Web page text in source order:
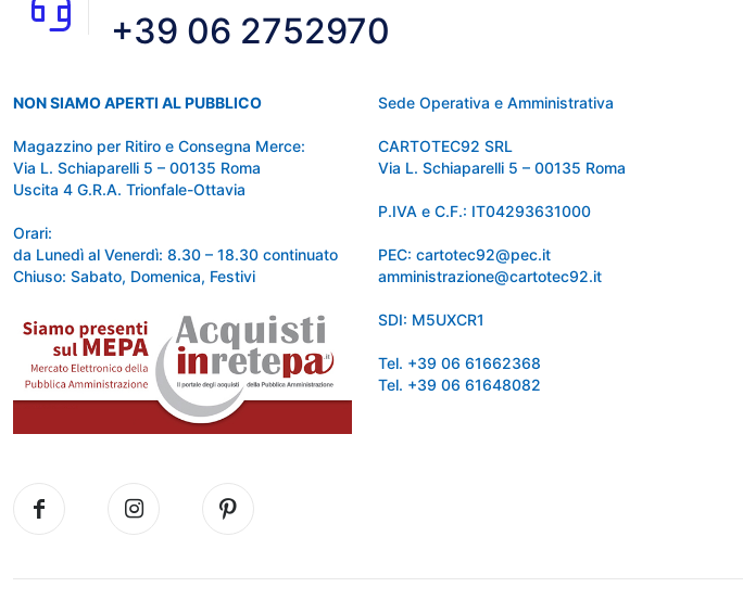
+39 06 2752970
NON SIAMO APERTI AL PUBBLICO
Magazzino per Ritiro e Consegna Merce:
Via L. Schiaparelli 5 – 00135 Roma
Uscita 4 G.R.A. Trionfale-Ottavia
Orari:
da Lunedì al Venerdì: 8.30 – 18.30 continuato
Chiuso: Sabato, Domenica, Festivi
Sede Operativa e Amministrativa
CARTOTEC92 SRL
Via L. Schiaparelli 5 – 00135 Roma
P.IVA e C.F.: IT04293631000
PEC: cartotec92@pec.it
amministrazione@cartotec92.it
SDI: M5UXCR1
Tel. +39 06 61662368
Tel. +39 06 61648082